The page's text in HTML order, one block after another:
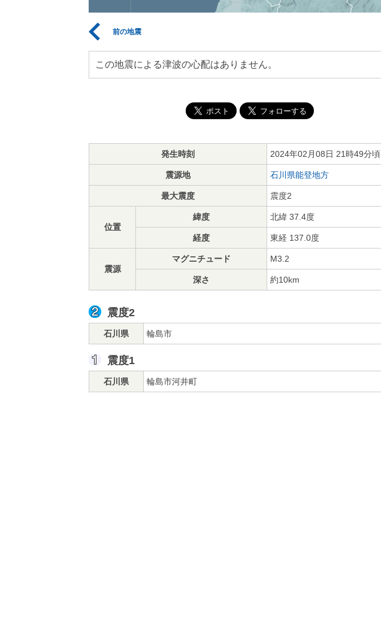
前の地震
この地震による津波の心配はありません。
発生時刻 2024年02月08日 21時49分頃
震源地 石川県能登地方
最大震度 震度2
位置
緯度 北緯 37.4度
経度 東経 137.0度
震源
マグニチュード M3.2
深さ 約10km
震度2
石川県 輪島市
震度1
石川県 輪島市河井町